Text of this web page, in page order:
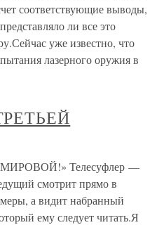
соответствующие выводы,
ли все это
уже известно, что
лазерного оружия в
Телесуфлер —
смотрит прямо в
а видит набранный
ему следует читать.Я